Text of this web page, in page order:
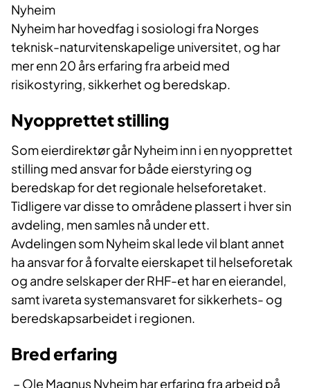
Nyheim
Nyheim har hovedfag i sosiologi fra Norges
teknisk-naturvitenskapelige universitet, og har
mer enn 20 års erfaring fra arbeid med
risikostyring, sikkerhet og beredskap.
Nyopprettet stilling
Som eierdirektør går Nyheim inn i en nyopprettet
stilling med ansvar for både eierstyring og
beredskap for det regionale helseforetaket.
Tidligere var disse to områdene plassert i hver sin
avdeling, men samles nå under ett.
Avdelingen som Nyheim skal lede vil blant annet
ha ansvar for å forvalte eierskapet til helseforetak
og andre selskaper der RHF-et har en eierandel,
samt ivareta systemansvaret for sikkerhets- og
beredskapsarbeidet i regionen.
Bred erfaring
– Ole Magnus Nyheim har erfaring fra arbeid på